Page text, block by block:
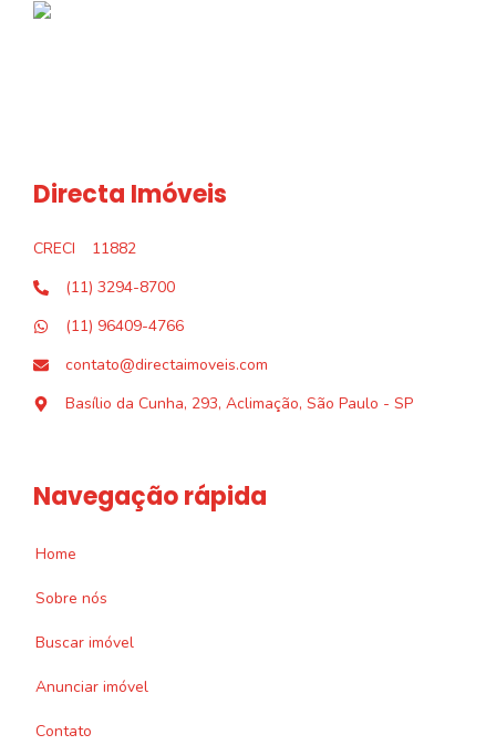
Directa Imóveis
CRECI
11882
(11) 3294-8700
(11) 96409-4766
contato@directaimoveis.com
Basílio da Cunha, 293, Aclimação, São Paulo - SP
Navegação rápida
Home
Sobre nós
Buscar imóvel
Anunciar imóvel
Contato